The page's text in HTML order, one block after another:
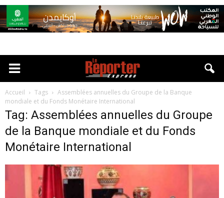
Accueil Tags
Assemblées annuelles du Groupe de la Banque
mondiale et du Fonds Monétaire International
Tag: Assemblées annuelles du Groupe
de la Banque mondiale et du Fonds
Monétaire International